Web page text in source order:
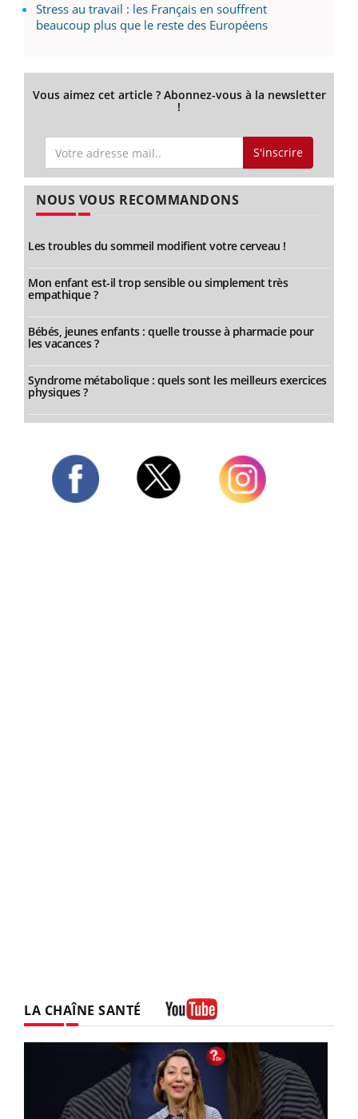
Stress au travail : les Français en souffrent
beaucoup plus que le reste des Européens
Vous aimez cet article ? Abonnez-vous à la newsletter
!
S'inscrire
NOUS VOUS RECOMMANDONS
Les troubles du sommeil modifient votre cerveau !
Mon enfant est-il trop sensible ou simplement très
empathique ?
Bébés, jeunes enfants : quelle trousse à pharmacie pour
les vacances ?
Syndrome métabolique : quels sont les meilleurs exercices
physiques ?
LA CHAÎNE SANTÉ